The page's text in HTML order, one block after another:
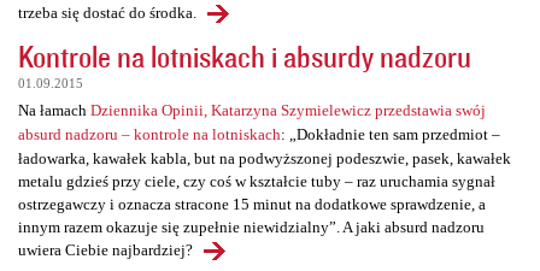
trzeba się dostać do środka.
Kontrole na lotniskach i absurdy nadzoru
01.09.2015
Na łamach Dziennika Opinii, Katarzyna Szymielewicz przedstawia swój
absurd nadzoru – kontrole na lotniskach: „Dokładnie ten sam przedmiot –
ładowarka, kawałek kabla, but na podwyższonej podeszwie, pasek, kawałek
metalu gdzieś przy ciele, czy coś w kształcie tuby – raz uruchamia sygnał
ostrzegawczy i oznacza stracone 15 minut na dodatkowe sprawdzenie, a
innym razem okazuje się zupełnie niewidzialny”. A jaki absurd nadzoru
uwiera Ciebie najbardziej?